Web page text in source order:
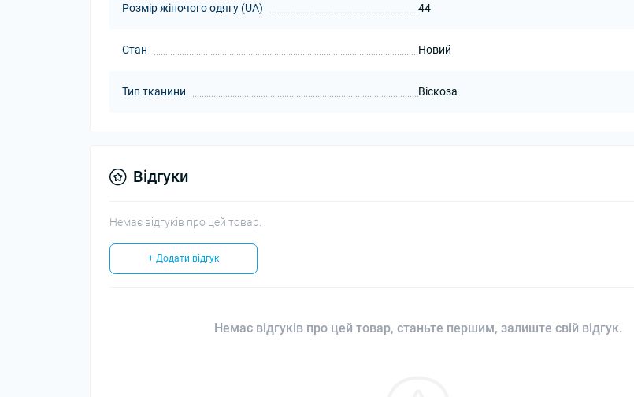
Розмір жіночого одягу (UA) 44
Стан Новий
Тип тканини Віскоза
Відгуки
Немає відгуків про цей товар.
+ Додати відгук
Немає відгуків про цей товар, станьте першим, залиште свій відгук.